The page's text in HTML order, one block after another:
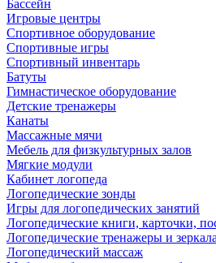
Бассейн
Игровые центры
Спортивное оборудование
Спортивные игры
Спортивный инвентарь
Батуты
Гимнастическое оборудование
Детские тренажеры
Канаты
Массажные мячи
Мебель для физкультурных залов
Мягкие модули
Кабинет логопеда
Логопедические зонды
Игры для логопедических занятий
Логопедические книги, карточки,
Логопедические тренажеры и зеркала
Логопедический массаж